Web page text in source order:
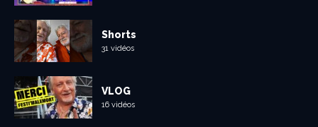
Shorts
31 vidéos
VLOG
16 vidéos